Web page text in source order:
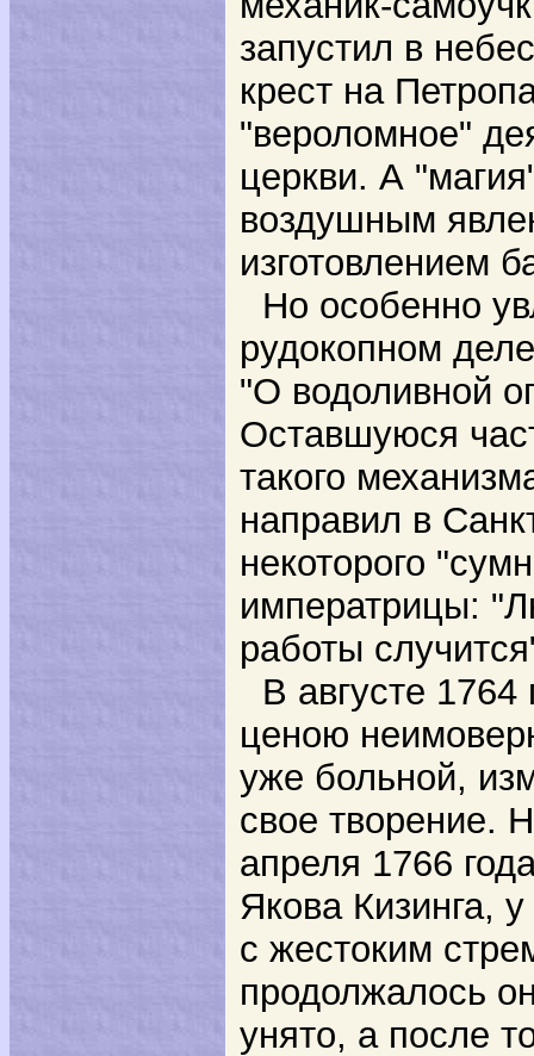
запустил в
крест на
"вероломное"
церкви. А
воздушным
изготовлением
Но особенно
рудокопном
"О водоливной
Оставшуюся
такого
направил в
некоторого
императрицы:
работы
В августе
ценою
уже больной,
свое творение.
апреля 1766
Якова Кизинга,
с жестоким
продолжалось
унято, а после